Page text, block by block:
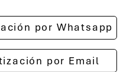
por Whatsapp
por Email